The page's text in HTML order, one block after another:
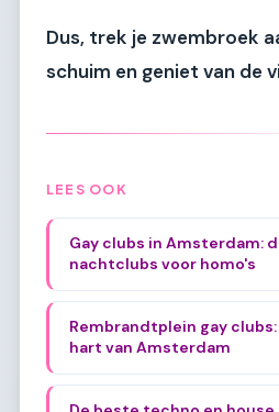
Dus, trek je zwembroek
schuim en geniet van de
LEES OOK
Gay clubs in Amsterdam:
nachtclubs voor homo's
Rembrandtplein gay
hart van Amsterdam